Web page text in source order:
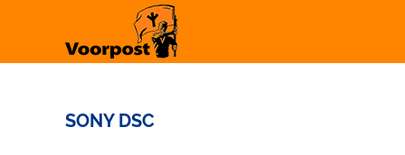
SONY DSC